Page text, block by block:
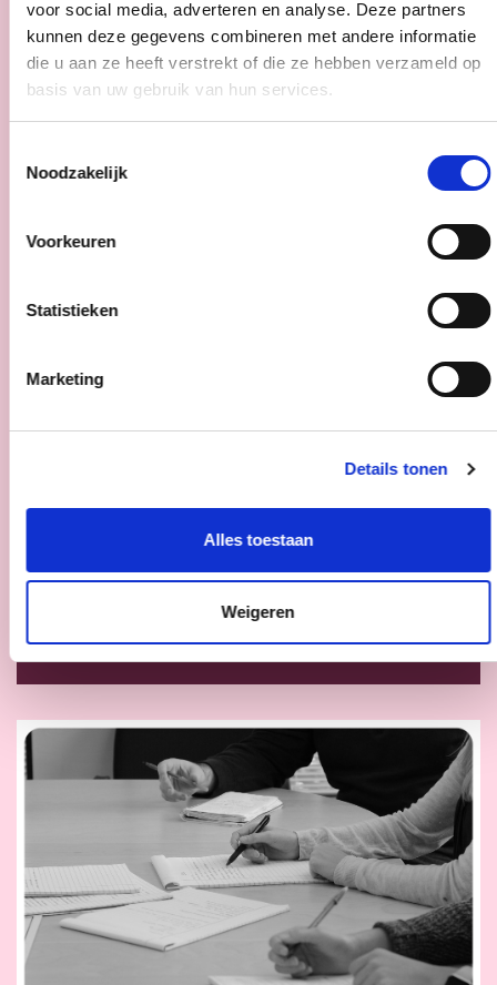
voor social media, adverteren en analyse. Deze partners
kunnen deze gegevens combineren met andere informatie
die u aan ze heeft verstrekt of die ze hebben verzameld op
basis van uw gebruik van hun services.
Noodzakelijk
Voorkeuren
Statistieken
Marketing
Details tonen
Alles toestaan
Weigeren
Introductie